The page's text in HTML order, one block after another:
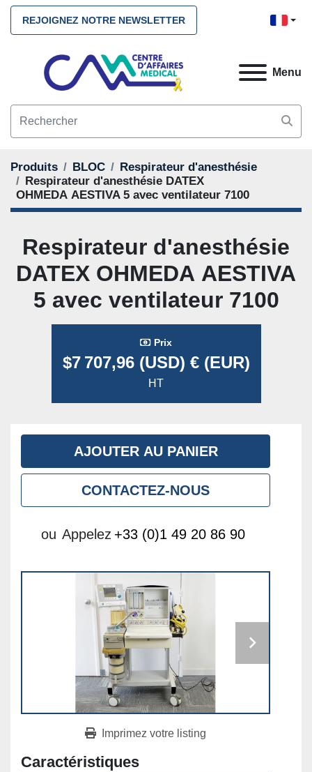
REJOIGNEZ NOTRE NEWSLETTER
Menu
Produits BLOC
Respirateur d'anesthésie
Respirateur d'anesthésie DATEX
OHMEDA AESTIVA 5 avec ventilateur 7100
Respirateur d'anesthésie
DATEX OHMEDA AESTIVA
5 avec ventilateur 7100
Prix
$7 707,96 (USD) € (EUR)
HT
AJOUTER AU PANIER
CONTACTEZ-NOUS
ou Appelez +33 (0)1 49 20 86 90
Imprimez votre listing
Caractéristiques